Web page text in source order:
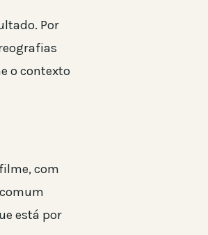
Por
o contexto
com
está por